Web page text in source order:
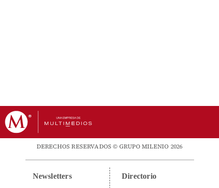
DERECHOS RESERVADOS © GRUPO MILENIO 2026
Newsletters Directorio